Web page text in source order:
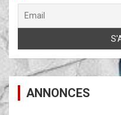
ANNONCES